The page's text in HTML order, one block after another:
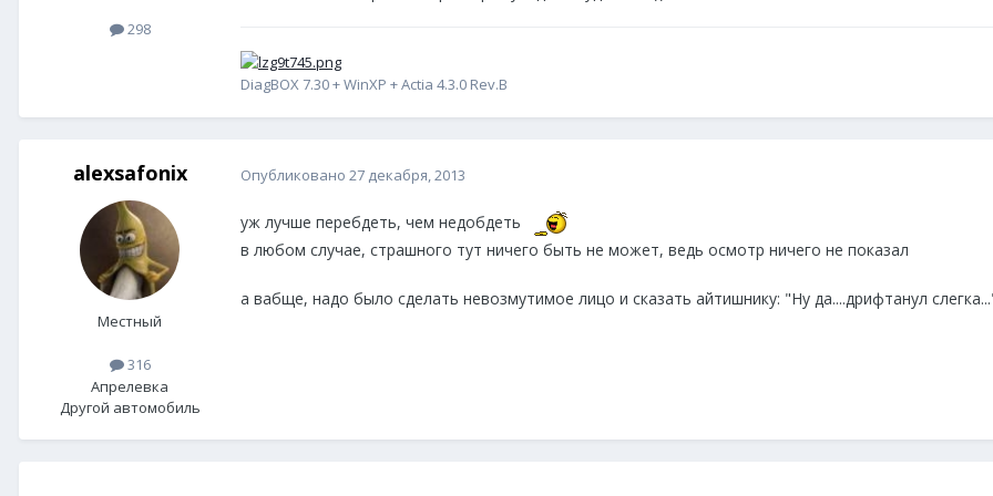
298
DiagBOX 7.30 + WinXP + Actia 4.3.0 Rev.B
alexsafonix
Местный
316
Апрелевка
Другой автомобиль
Опубликовано 27 декабря, 2013
уж лучше перебдеть, чем недобдеть
в любом случае, страшного тут ничего быть не может, ведь осмотр ничего не показал
а вабще, надо было сделать невозмутимое лицо и сказать айтишнику: "Ну да....дрифтанул